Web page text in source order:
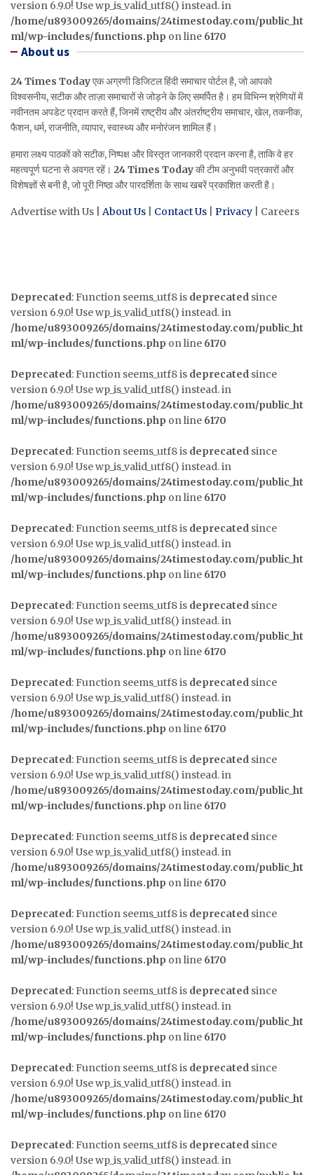
version 6.9.0! Use wp_is_valid_utf8() instead. in
/home/u893009265/domains/24timestoday.com/public_ht
ml/wp-includes/functions.php on line 6170
About us
24 Times Todayएक अग्रणी डिजिटल हिंदी समाचार पोर्टल है, जो आपको
विश्वसनीय, सटीक और ताज़ा समाचारों से जोड़ने के लिए समर्पित है। हम विभिन्न श्रेणियों में
नवीनतम अपडेट प्रदान करते हैं, जिनमें राष्ट्रीय और अंतर्राष्ट्रीय समाचार, खेल, तकनीक,
फैशन, धर्म, राजनीति, व्यापार, स्वास्थ्य और मनोरंजन शामिल हैं।
हमारा लक्ष्य पाठकों को सटीक, निष्पक्ष और विस्तृत जानकारी प्रदान करना है, ताकि वे हर
महत्वपूर्ण घटना से अवगत रहें। 24 Times Todayकी टीम अनुभवी पत्रकारों और
विशेषज्ञों से बनी है, जो पूरी निष्ठा और पारदर्शिता के साथ खबरें प्रकाशित करती है।
Advertise with Us | About Us Contact Us Privacy | Careers
Deprecated: Function seems_utf8 is deprecated since
version 6.9.0! Use wp_is_valid_utf8() instead. in
/home/u893009265/domains/24timestoday.com/public_ht
ml/wp-includes/functions.php on line 6170
Deprecated: Function seems_utf8 is deprecated since
version 6.9.0! Use wp_is_valid_utf8() instead. in
/home/u893009265/domains/24timestoday.com/public_ht
ml/wp-includes/functions.php on line 6170
Deprecated: Function seems_utf8 is deprecated since
version 6.9.0! Use wp_is_valid_utf8() instead. in
/home/u893009265/domains/24timestoday.com/public_ht
ml/wp-includes/functions.php on line 6170
Deprecated: Function seems_utf8 is deprecated since
version 6.9.0! Use wp_is_valid_utf8() instead. in
/home/u893009265/domains/24timestoday.com/public_ht
ml/wp-includes/functions.php on line 6170
Deprecated: Function seems_utf8 is deprecated since
version 6.9.0! Use wp_is_valid_utf8() instead. in
/home/u893009265/domains/24timestoday.com/public_ht
ml/wp-includes/functions.php on line 6170
Deprecated: Function seems_utf8 is deprecated since
version 6.9.0! Use wp_is_valid_utf8() instead. in
/home/u893009265/domains/24timestoday.com/public_ht
ml/wp-includes/functions.php on line 6170
Deprecated: Function seems_utf8 is deprecated since
version 6.9.0! Use wp_is_valid_utf8() instead. in
/home/u893009265/domains/24timestoday.com/public_ht
ml/wp-includes/functions.php on line 6170
Deprecated: Function seems_utf8 is deprecated since
version 6.9.0! Use wp_is_valid_utf8() instead. in
/home/u893009265/domains/24timestoday.com/public_ht
ml/wp-includes/functions.php on line 6170
Deprecated: Function seems_utf8 is deprecated since
version 6.9.0! Use wp_is_valid_utf8() instead. in
/home/u893009265/domains/24timestoday.com/public_ht
ml/wp-includes/functions.php on line 6170
Deprecated: Function seems_utf8 is deprecated since
version 6.9.0! Use wp_is_valid_utf8() instead. in
/home/u893009265/domains/24timestoday.com/public_ht
ml/wp-includes/functions.php on line 6170
Deprecated: Function seems_utf8 is deprecated since
version 6.9.0! Use wp_is_valid_utf8() instead. in
/home/u893009265/domains/24timestoday.com/public_ht
ml/wp-includes/functions.php on line 6170
Deprecated: Function seems_utf8 is deprecated since
version 6.9.0! Use wp_is_valid_utf8() instead. in